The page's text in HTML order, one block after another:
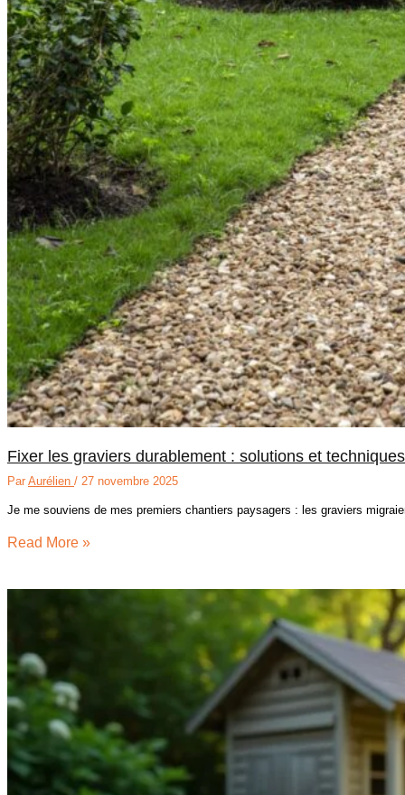
Fixer les graviers durablement : solutions et techniques
Par Aurélien / 27 novembre 2025
Je me souviens de mes premiers chantiers paysagers : les graviers
Read More »